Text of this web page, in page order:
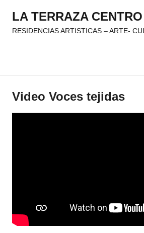
contenido
LA TERRAZA
RESIDENCIAS ARTISTICAS – ARTE-
Video Voces tejidas